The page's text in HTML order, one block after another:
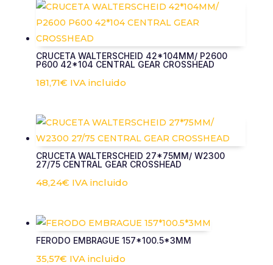
CRUCETA WALTERSCHEID 42*104MM/ P2600
P600 42*104 CENTRAL GEAR CROSSHEAD
181,71€ IVA incluido
CRUCETA WALTERSCHEID 27*75MM/ W2300
27/75 CENTRAL GEAR CROSSHEAD
48,24€ IVA incluido
FERODO EMBRAGUE 157*100.5*3MM
35,57€ IVA incluido